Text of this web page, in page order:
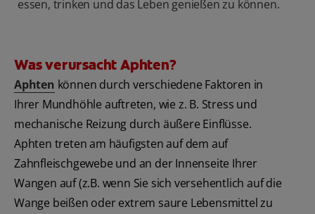
essen, trinken und das Leben genießen zu können.
Was verursacht Aphten?
Aphten können durch verschiedene Faktoren in
Ihrer Mundhöhle auftreten, wie z. B. Stress und
mechanische Reizung durch äußere Einflüsse.
Aphten treten am häufigsten auf dem auf
Zahnfleischgewebe und an der Innenseite Ihrer
Wangen auf (z.B. wenn Sie sich versehentlich auf die
Wange beißen oder extrem saure Lebensmittel zu